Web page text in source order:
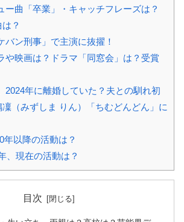
ー曲「卒業」・キャッチフレーズは？
？
バン刑事」で主演に抜擢！
や映画は？ドラマ「同窓会」は？受賞
2024年に離婚していた？夫との馴れ初
（みずしま りん）「ちむどんどん」に
年以降の活動は？
、現在の活動は？
目次